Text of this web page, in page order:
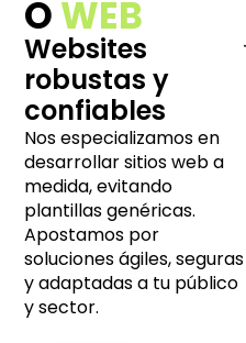
OWEB
Websites
robustas y
confiables
Nos especializamos en
desarrollar sitios web a
medida, evitando
plantillas genéricas.
Apostamos por
soluciones ágiles, seguras
y adaptadas a tu público
y sector.